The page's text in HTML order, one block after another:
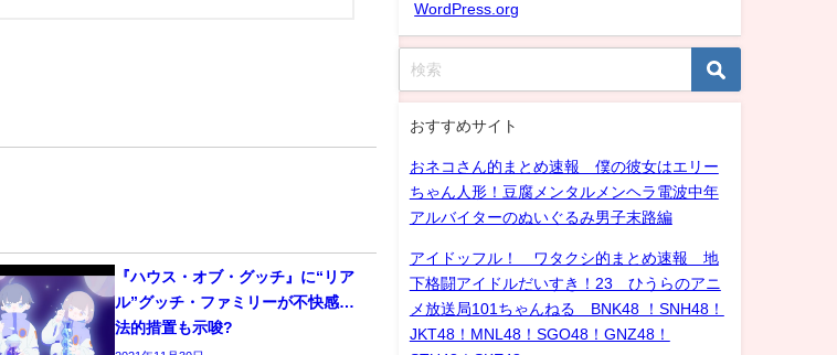
『ハウス・オブ・グッチ』に“リア
ル”グッチ・ファミリーが不快感…
法的措置も示唆?
WordPress.org
おすすめサイト
おネコさん的まとめ速報 僕の彼女はエリー
ちゃん人形！豆腐メンタルメンヘラ電波中年
アルバイターのぬいぐるみ男子末路編
アイドッフル！ ワタクシ的まとめ速報 地
下格闘アイドルだいすき！23 ひうらのアニ
メ放送局101ちゃんねる BNK48 ！SNH48！
JKT48！MNL48！SGO48！GNZ48！